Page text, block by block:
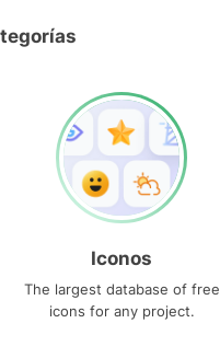
Iconos
The largest database of free
icons for any project.